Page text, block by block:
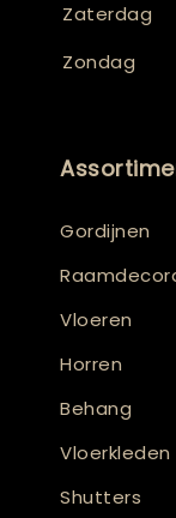
Zaterdag
Zondag
Gordijnen
Vloeren
Horren
Behang
Vloerkleden
Shutters